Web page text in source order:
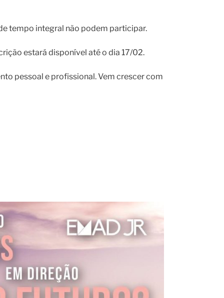
tempo integral não podem participar.
estará disponível até o dia 17/02.
pessoal e profissional. Vem crescer com